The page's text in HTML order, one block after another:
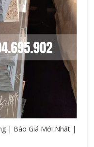
| Báo Giá Mới Nhất |